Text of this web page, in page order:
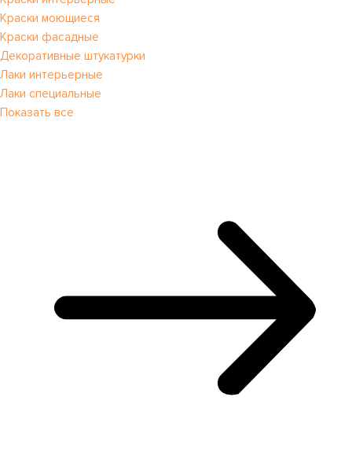
Краски моющиеся
Краски фасадные
Декоративные штукатурки
Лаки интерьерные
Лаки специальные
Показать все